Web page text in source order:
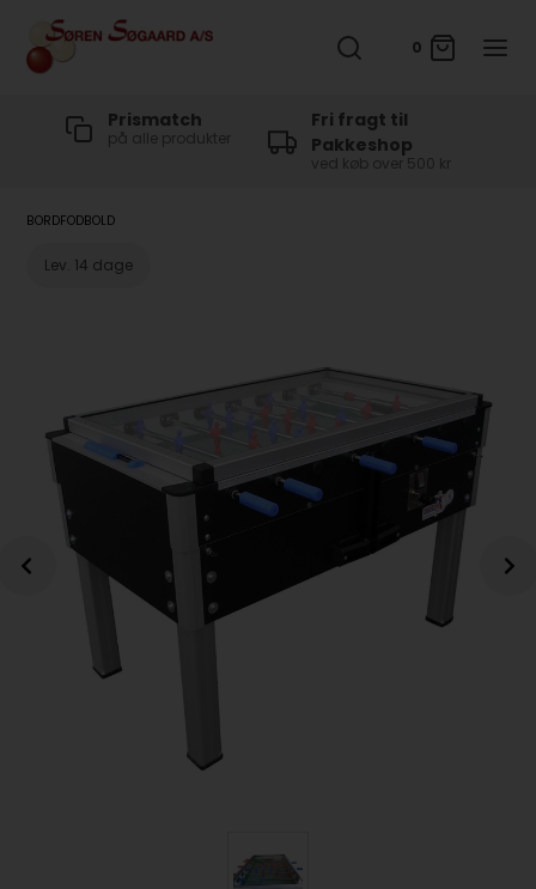
0
Prismatch
på alle produkter
Fri fragt til
Pakkeshop
ved køb over 500 kr
BORDFODBOLD
Lev. 14 dage